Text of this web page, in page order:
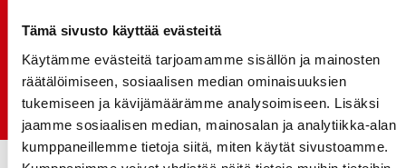
Tämä sivusto käyttää evästeitä
Käytämme evästeitä tarjoamamme sisällön ja mainosten
räätälöimiseen, sosiaalisen median ominaisuuksien
tukemiseen ja kävijämäärämme analysoimiseen. Lisäksi
jaamme sosiaalisen median, mainosalan ja analytiikka-alan
kumppaneillemme tietoja siitä, miten käytät sivustoamme.
monikymmenvuotiselle yhteistyölle
06.07.
Early Bird-lippupaketit nyt myynnissä! - näe
Jokerit-matsi ja useat muut